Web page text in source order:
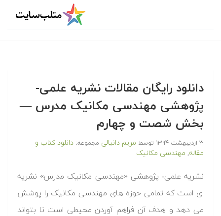
دانلود رایگان مقالات نشریه علمی-
پژوهشی مهندسی مکانیک مدرس —
بخش شصت و چهارم
۳ اردیبهشت ۱۳۹۴ توسط مریم دانیالی مجموعه: دانلود کتاب و
مقاله, مهندسی مکانیک
نشریه علمی- پژوهشی «مهندسی مکانیک مدرس» نشریه
ای است که تمامی حوزه های مهندسی مکانیک را پوشش
می دهد و هدف آن فراهم آوردن محیطی است تا بتواند